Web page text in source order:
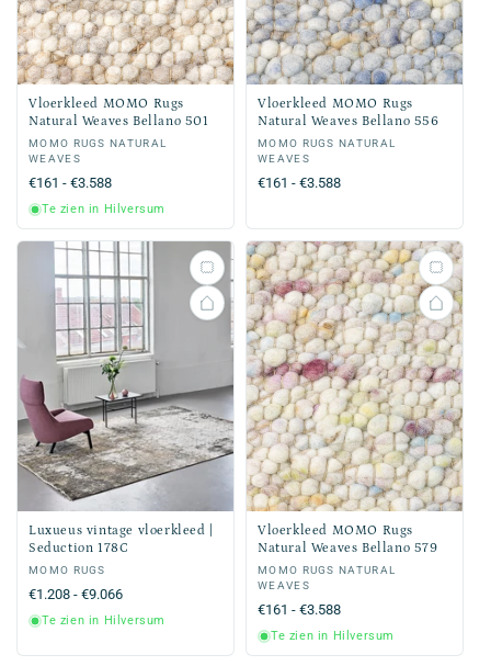
Vloerkleed MOMO Rugs
Natural Weaves Bellano 501
Verkoper:
MOMO RUGS NATURAL
WEAVES
Normale
prijs
€161 - €3.588
Te zien in Hilversum
Vloerkleed MOMO Rugs
Natural Weaves Bellano 556
Verkoper:
MOMO RUGS NATURAL
WEAVES
Normale
€161 - €3.588
Luxueus vintage vloerkleed |
Seduction 178C
Verkoper:
MOMO RUGS
Normale
prijs
€1.208 - €9.066
Te zien in Hilversum
Vloerkleed MOMO Rugs
Natural Weaves Bellano 579
Verkoper:
MOMO RUGS NATURAL
WEAVES
Normale
prijs
€161 - €3.588
Te zien in Hilversum